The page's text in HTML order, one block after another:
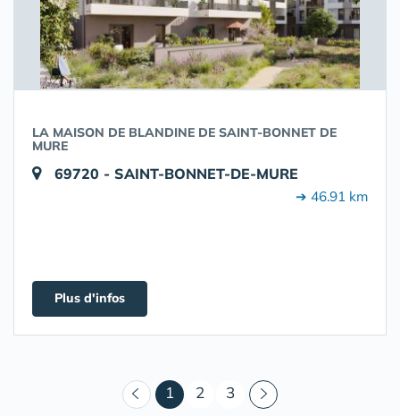
LA MAISON DE BLANDINE DE SAINT-BONNET DE
MURE
69720 - SAINT-BONNET-DE-MURE
➔ 46.91 km
Plus d'infos
1 (courant)
2 3